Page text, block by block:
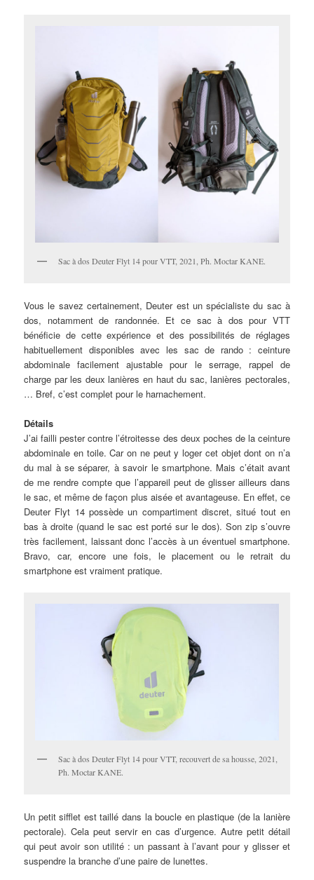
Sac à dos Deuter Flyt 14 pour VTT, 2021, Ph. Moctar KANE.
Vous le savez certainement, Deuter est un spécialiste du sac à
dos, notamment de randonnée. Et ce sac à dos pour VTT
bénéficie de cette expérience et des possibilités de réglages
habituellement disponibles avec les sac de rando : ceinture
abdominale facilement ajustable pour le serrage, rappel de
charge par les deux lanières en haut du sac, lanières pectorales,
… Bref, c’est complet pour le harnachement.
Détails
J’ai failli pester contre l’étroitesse des deux poches de la ceinture
abdominale en toile. Car on ne peut y loger cet objet dont on n’a
du mal à se séparer, à savoir le smartphone. Mais c’était avant
de me rendre compte que l’appareil peut de glisser ailleurs dans
le sac, et même de façon plus aisée et avantageuse. En effet, ce
Deuter Flyt 14 possède un compartiment discret, situé tout en
bas à droite (quand le sac est porté sur le dos). Son zip s’ouvre
très facilement, laissant donc l’accès à un éventuel smartphone.
Bravo, car, encore une fois, le placement ou le retrait du
smartphone est vraiment pratique.
Sac à dos Deuter Flyt 14 pour VTT, recouvert de sa housse, 2021,
Ph. Moctar KANE.
Un petit sifflet est taillé dans la boucle en plastique (de la lanière
pectorale). Cela peut servir en cas d’urgence. Autre petit détail
qui peut avoir son utilité : un passant à l’avant pour y glisser et
suspendre la branche d’une paire de lunettes.